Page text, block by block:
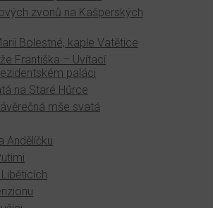
zvonů na Kašperských
Bolestné, kaple Vatětice
Františka – Uvítací
paláci
na Staré Hůrce
mše svatá
Andělíčku